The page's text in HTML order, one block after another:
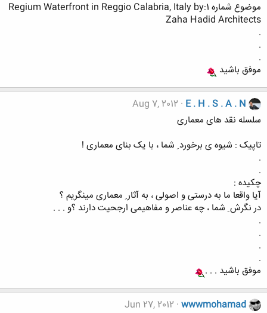
موضوع شماره 1:Regium Waterfront in Reggio Calabria, Italy by
Zaha Hadid Architects
.
.
.
موفق باشید
E . H . S . A . N
Aug 7, 2012
سلسله نقد های معماری
تاپیک : شیوه ی برخورد ِ شما ، با یک بنای معماری !
.
.
چکیده :
آیا واقعا ما به درستی و اصولی ، به آثار ِ معماری مینگریم ؟
در نگرش ِ شما ، چه عناصر و مفاهیمی ارجحیت دارند ؟و . . .
.
.
.
.
موفق باشید . . .
wwwmohamad
Jun 27, 2012